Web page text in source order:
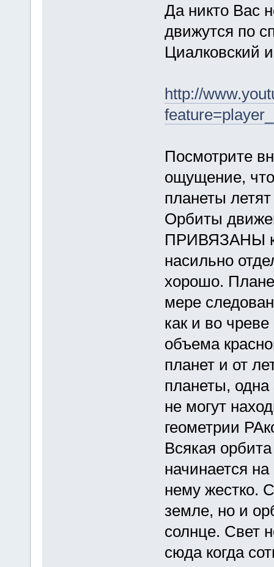
Да никто Вас
движутся по
Циалковский
http://
Посмотрите
ощущение,
планеты
Орбиты
ПРИВЯЗАНЫ к
насильно
хорошо.
мере
как и во
объема
планет и от
планеты,
не могут
геометрии
Всякая
начинается
нему жестко.
земле, но и
солнце. Свет
сюда когда